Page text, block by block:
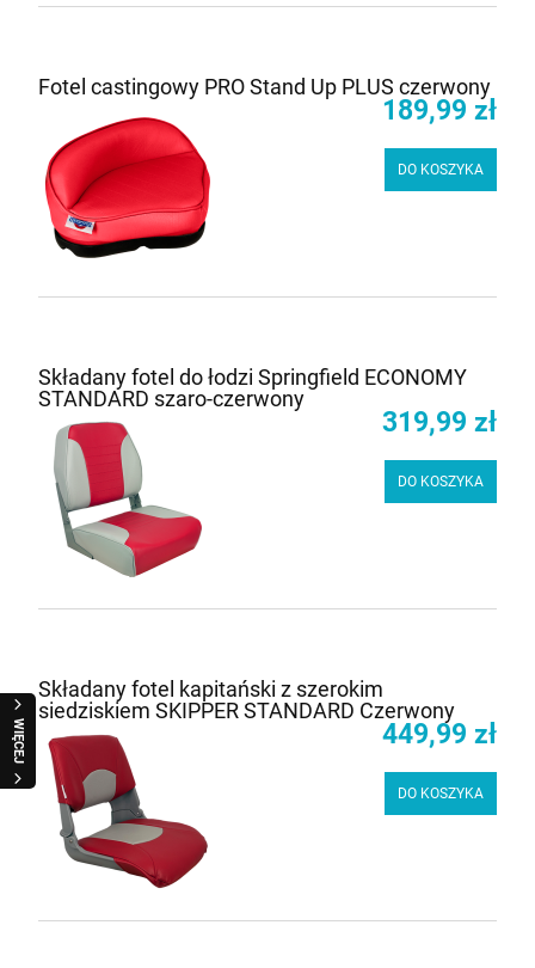
WIĘCEJ
Fotel castingowy PRO Stand Up PLUS czerwony
189,99 zł
DO KOSZYKA
Składany fotel do łodzi Springfield ECONOMY
STANDARD szaro-czerwony
319,99 zł
DO KOSZYKA
Składany fotel kapitański z szerokim
siedziskiem SKIPPER STANDARD Czerwony
449,99 zł
DO KOSZYKA